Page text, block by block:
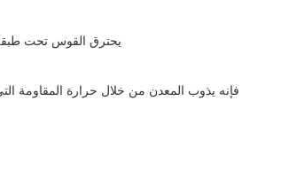
يحترق القوس تحت
فإنه يذوب المعدن من خلال حرارة المقاومة